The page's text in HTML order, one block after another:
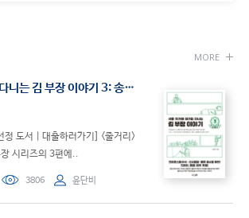
MORE
서울 자가에 대기업 다니는 김 부장 이야기 3: 송 과장 편 (송 과장 편)
정 도서 | 대출하러가기] <줄거리>
시리즈의 3편에..
3806 윤단비